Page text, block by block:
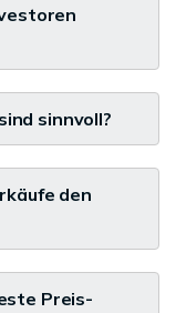
sinnvoll?
den
Preis-